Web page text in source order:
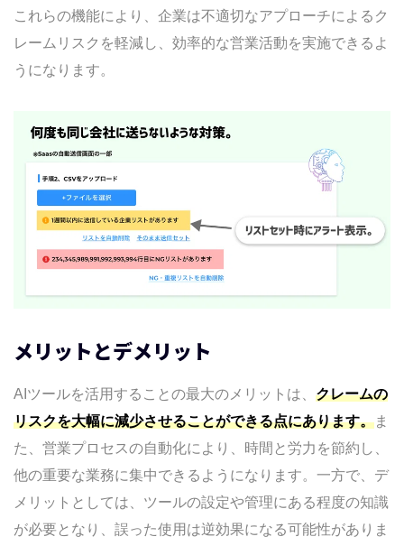
これらの機能により、企業は不適切なアプローチによるク
レームリスクを軽減し、効率的な営業活動を実施できるよ
うになります。
メリットとデメリット
AIツールを活用することの最大のメリットは、 クレームの
リスクを大幅に減少させることができる点にあります。ま
た、営業プロセスの自動化により、時間と労力を節約し、
他の重要な業務に集中できるようになります。一方で、デ
メリットとしては、ツールの設定や管理にある程度の知識
が必要となり、誤った使用は逆効果になる可能性がありま